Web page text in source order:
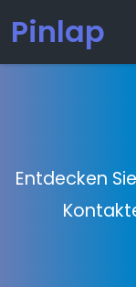
Pinlap
Entdecken